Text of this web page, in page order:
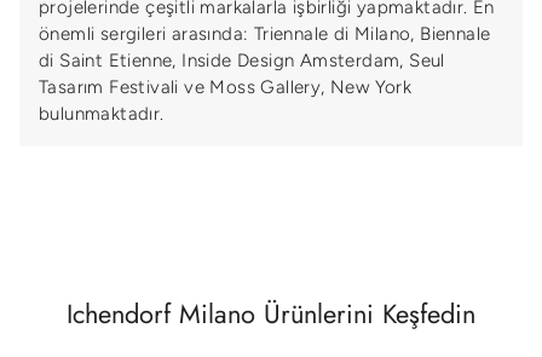
projelerinde çeşitli markalarla işbirliği yapmaktadır. En
önemli sergileri arasında: Triennale di Milano, Biennale
di Saint Etienne, Inside Design Amsterdam, Seul
Tasarım Festivali ve Moss Gallery, New York
bulunmaktadır.
Ichendorf Milano Ürünlerini Keşfedin